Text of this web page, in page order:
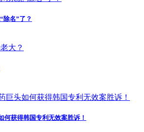
除名”了？
何获得韩国专利无效案胜诉！